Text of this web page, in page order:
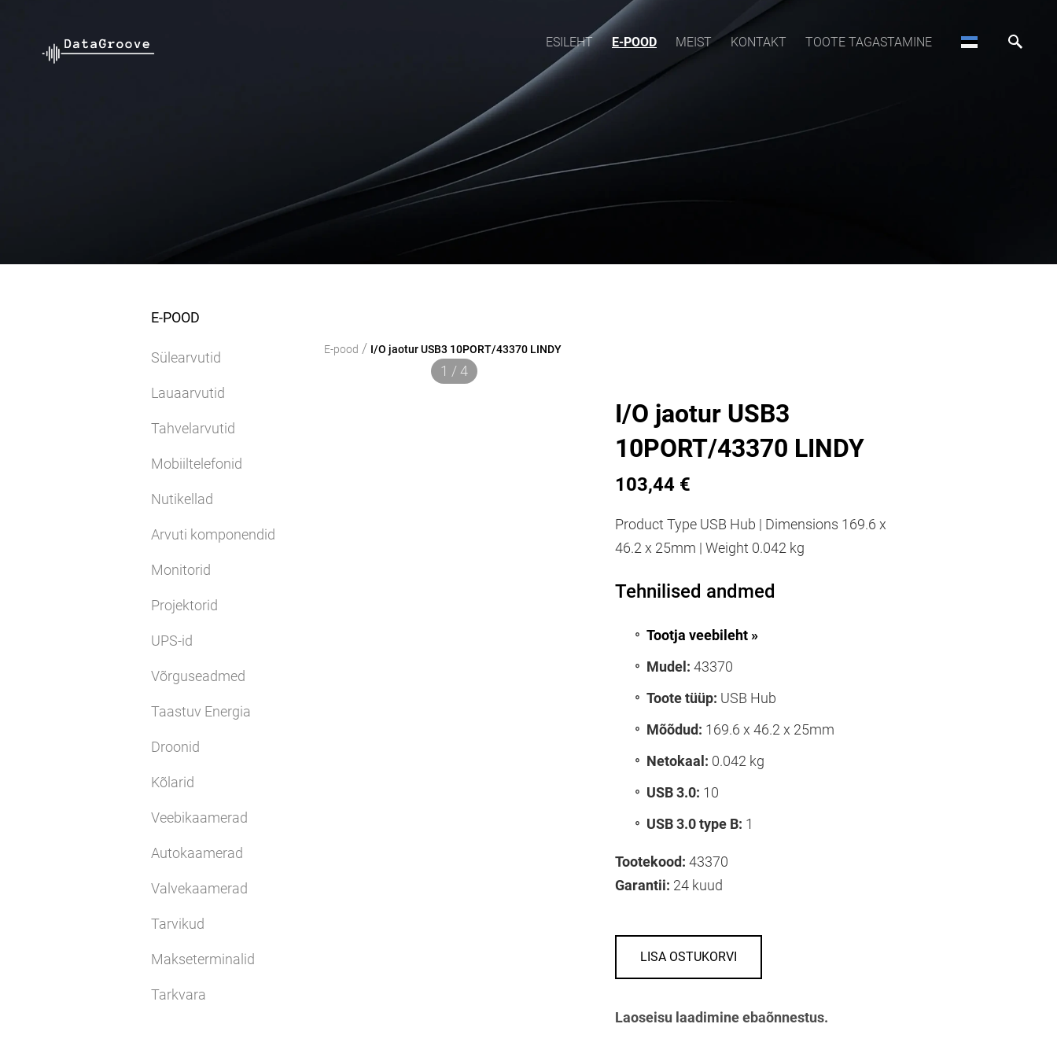
ESILEHT E-POOD MEIST KONTAKT TOOTE TAGASTAMINE
E-POOD
Sülearvutid
Lauaarvutid
Tahvelarvutid
Mobiiltelefonid
Nutikellad
Arvuti komponendid
Monitorid
Projektorid
UPS-id
Võrguseadmed
Taastuv Energia
Droonid
Kõlarid
Veebikaamerad
Autokaamerad
Valvekaamerad
Tarvikud
Makseterminalid
Tarkvara
E-pood / I/O jaotur USB3 10PORT/43370 LINDY
1 / 4
I/O jaotur USB3
10PORT/43370 LINDY
103,44 €
Product Type USB Hub | Dimensions 169.6 x
46.2 x 25mm | Weight 0.042 kg
Tehnilised andmed
Tootja veebileht »
Mudel: 43370
Toote tüüp: USB Hub
Mõõdud: 169.6 x 46.2 x 25mm
Netokaal: 0.042 kg
USB 3.0: 10
USB 3.0 type B: 1
Tootekood: 43370
Garantii: 24 kuud
LISA OSTUKORVI
Laoseisu laadimine ebaõnnestus.